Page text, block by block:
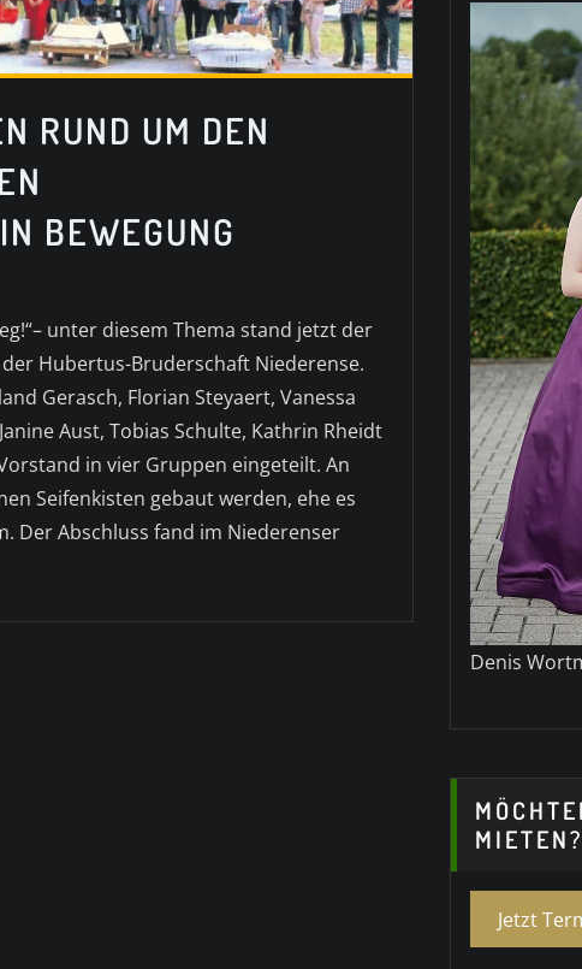
RUND UM DEN
BEWEGUNG
unter diesem Thema stand jetzt der
Hubertus-Bruderschaft Niederense.
Gerasch, Florian Steyaert, Vanessa
Aust, Tobias Schulte, Kathrin Rheidt
in vier Gruppen eingeteilt. An
Seifenkisten gebaut werden, ehe es
Der Abschluss fand im Niederenser
Denis
MIETEN?
Jetzt